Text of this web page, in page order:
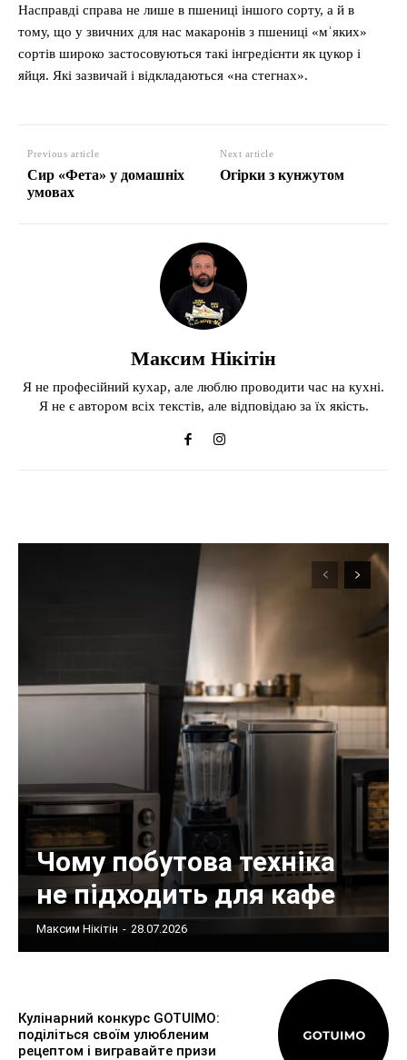
Насправді справа не лише в пшениці іншого сорту, а й в
тому, що у звичних для нас макаронів з пшениці «мʾяких»
сортів широко застосовуються такі інгредієнти як цукор і
яйця. Які зазвичай і відкладаються «на стегнах».
Previous article
Сир «Фета» у домашніх
умовах
Next article
Огірки з кунжутом
Максим Нікітін
Я не професійний кухар, але люблю проводити час на кухні.
Я не є автором всіх текстів, але відповідаю за їх якість.
Чому побутова техніка
не підходить для кафе
Максим Нікітін - 28.07.2026
Кулінарний конкурс GOTUIMO:
поділіться своїм улюбленим
рецептом і вигравайте призи